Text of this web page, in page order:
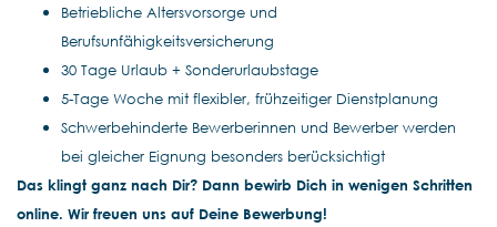
Betriebliche Altersvorsorge und
Berufsunfähigkeitsversicherung
30 Tage Urlaub + Sonderurlaubstage
5-Tage Woche mit flexibler, frühzeitiger Dienstplanung
Schwerbehinderte Bewerberinnen und Bewerber werden
bei gleicher Eignung besonders berücksichtigt
Das klingt ganz nach Dir? Dann bewirb Dich in wenigen Schritten
online. Wir freuen uns auf Deine Bewerbung!